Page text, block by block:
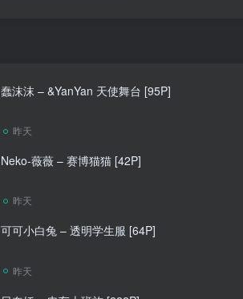
蠢沫沫 – &YanYan 天使舞台 [95P]
昨天
Neko-薇薇 – 赛博猫猫 [42P]
昨天
可可小白兔 – 透明学生服 [64P]
昨天